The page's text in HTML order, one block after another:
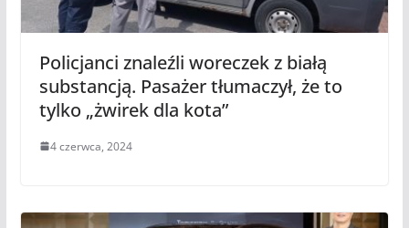
Policjanci znaleźli woreczek z białą
substancją. Pasażer tłumaczył, że to
tylko „żwirek dla kota”
4 czerwca, 2024